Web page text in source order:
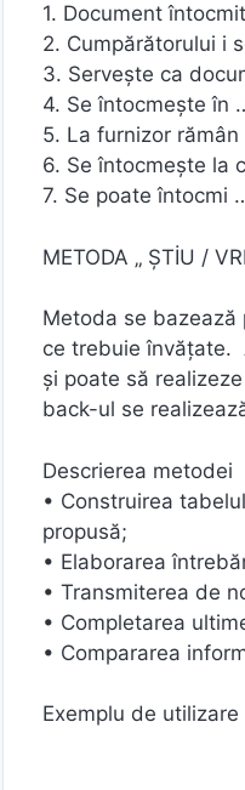
1. Document
2. Cumpărătorului
3. Serveşte ca
4. Se întocmeşte
5. La furnizor
6. Se întocmeşte
7. Se poate
METODA „ ŞTİU /
Metoda se bazează
ce trebuie învăţate.
şi poate să
back-ul se
Descrierea metodei
• Construirea
propusă;
• Elaborarea
• Transmiterea de
• Completarea
• Compararea
Exemplu de